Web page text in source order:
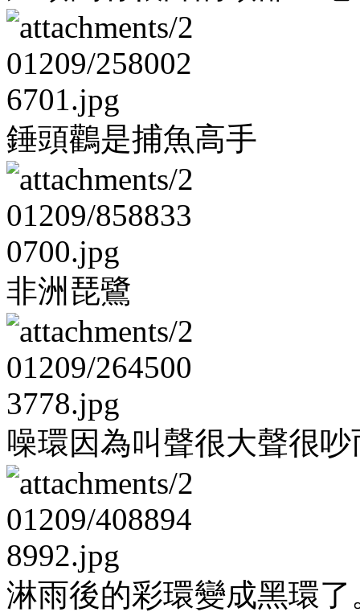
錘頭鸛是捕魚高手
非洲琵鷺
噪環因為叫聲很大聲很吵
淋雨後的彩環變成黑環了